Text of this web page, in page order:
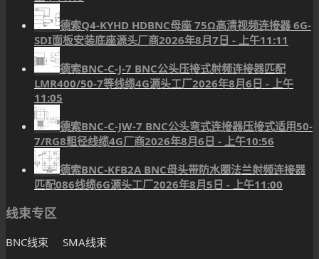
德索Q4-KYHD HDBNC母座 75Ω高清视频连接器 6G-
SDI面板安装底座源头厂商2026年8月7日 - 上午11:11
德索BNC-C-J-7 BNC公头压接式射频连接器匹配
LMR400/50-7等线缆4G源头工厂2026年8月6日 - 上午
11:05
德索BNC-C-JW-7 BNC公头弯式连接器压接式适用50-
7/RG8粗径线缆4G厂商2026年8月6日 - 上午10:56
德索BNC-KFB2A BNC母头带防水圈法兰射频连接器
匹配086线缆6G源头工厂2026年8月5日 - 上午11:00
线束专区
BNC线束 SMA线束